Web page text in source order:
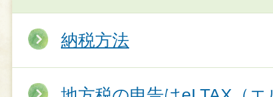
納税方法